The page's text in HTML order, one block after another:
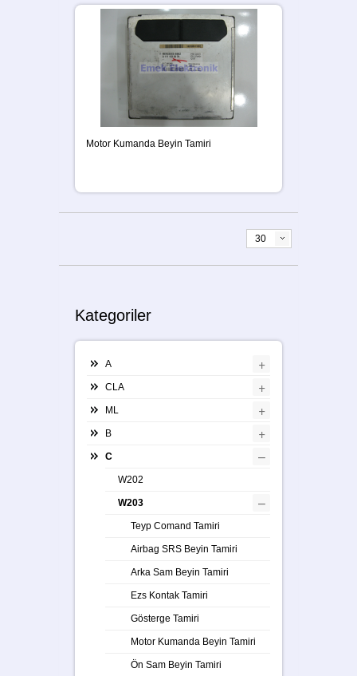
Motor Kumanda Beyin Tamiri
30
Kategoriler
A +
CLA +
ML +
B +
C –
W202
W203 –
Teyp Comand Tamiri
Airbag SRS Beyin Tamiri
Arka Sam Beyin Tamiri
Ezs Kontak Tamiri
Gösterge Tamiri
Motor Kumanda Beyin Tamiri
Ön Sam Beyin Tamiri